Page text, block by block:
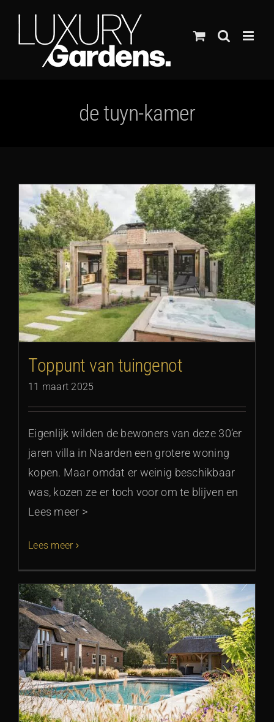
inhoud
de tuyn-kamer
Toppunt van tuingenot
11 maart 2025
Eigenlijk wilden de bewoners van deze 30’er
jaren villa in Naarden een grotere woning
kopen. Maar omdat er weinig beschikbaar
was, kozen ze er toch voor om te blijven en
Lees meer >
Lees meer